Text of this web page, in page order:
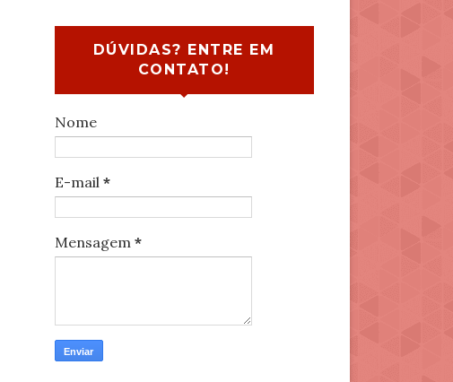
DÚVIDAS? ENTRE EM
CONTATO!
Nome
E-mail *
Mensagem *